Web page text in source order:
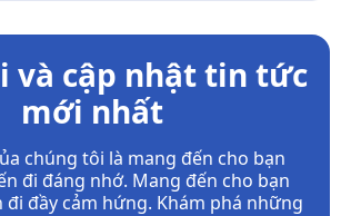
và cập nhật tin tức
mới nhất
chúng tôi là mang đến cho bạn
đi đáng nhớ. Mang đến cho bạn
đi đầy cảm hứng. Khám phá những